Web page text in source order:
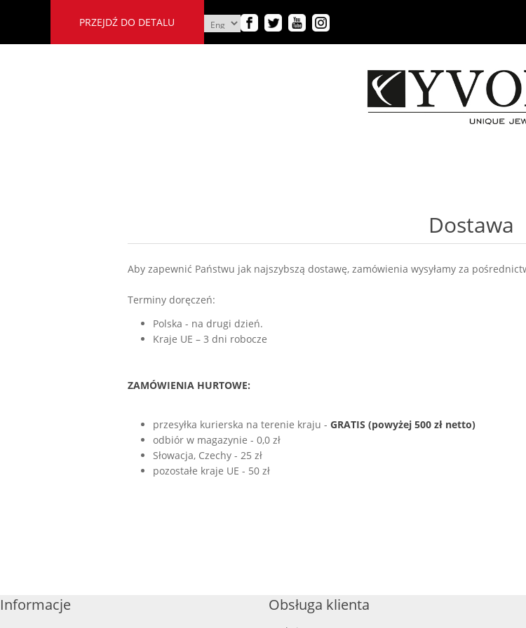
PRZEJDŹ DO DETALU
Dostawa
Aby zapewnić Państwu jak najszybszą dostawę, zamówienia wysyłamy za
Terminy doręczeń:
Polska - na drugi dzień.
Kraje UE – 3 dni robocze
ZAMÓWIENIA HURTOWE:
przesyłka kurierska na terenie kraju - GRATIS (powyżej 500 zł netto)
odbiór w magazynie - 0,0 zł
Słowacja, Czechy - 25 zł
pozostałe kraje UE - 50 zł
Informacje Obsługa klienta